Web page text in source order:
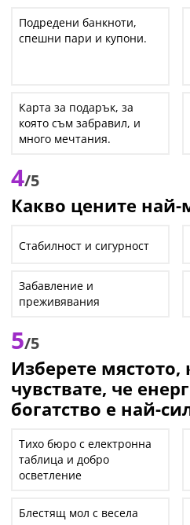
Подредени банкноти,
спешни пари и купони.
Карта за подарък, за
която съм забравил, и
много мечтания.
4/5
Какво цените най-
Стабилност и сигурност
Забавление и
преживявания
5/5
Изберете мястото,
чувствате, че
богатство е най-
Тихо бюро с електронна
таблица и добро
осветление
Блестящ мол с весела